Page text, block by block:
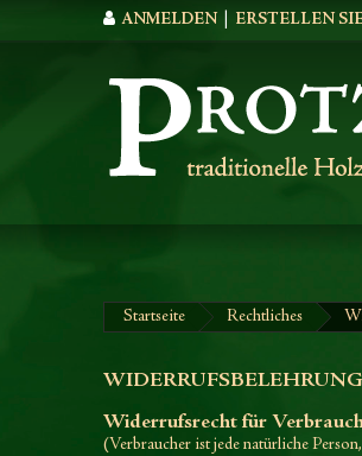
ANMELDEN ERSTELLEN
Startseite Rechtliches
Widerrufsrecht für
(Verbraucher ist jede natürliche